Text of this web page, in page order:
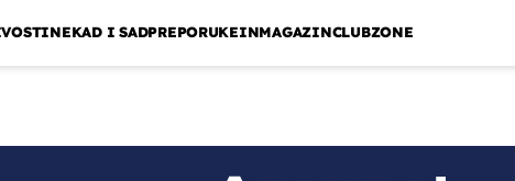
NEKAD I SADPREPORUKEINMAGAZINCLUBZONE